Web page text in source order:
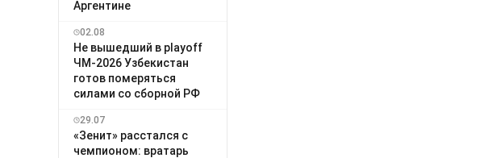
Аргентине
02.08
Не вышедший в playoff
ЧМ-2026 Узбекистан
готов померяться
силами со сборной РФ
29.07
«Зенит» расстался с
чемпионом: вратарь